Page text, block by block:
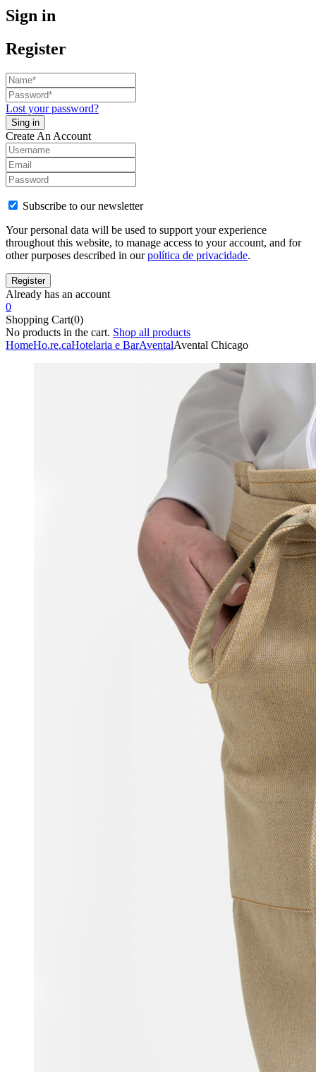
Sign in
Register
Lost your password?
Create An Account
Subscribe to our newsletter
Your personal data will be used to support your experience
throughout this website, to manage access to your account, and for
other purposes described in ourpolítica de privacidade.
Already has an account
0
Shopping Cart(0)
No products in the cart. Shop all products
HomeHo.re.caHotelaria e BarAventalAvental Chicago